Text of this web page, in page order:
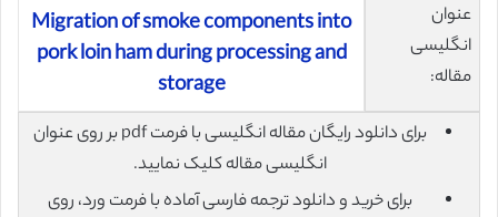
عنوان
انگلیسی
مقاله:
Migration of smoke components into
pork loin ham during processing and
storage
برای دانلود رایگان مقاله انگلیسی با فرمت pdf بر روی عنوان
انگلیسی مقاله کلیک نمایید.
برای خرید و دانلود ترجمه فارسی آماده با فرمت ورد، روی